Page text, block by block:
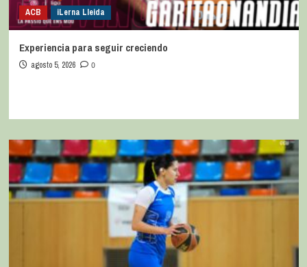
ACB iLerna Lleida
Experiencia para seguir creciendo
agosto 5, 2026 0